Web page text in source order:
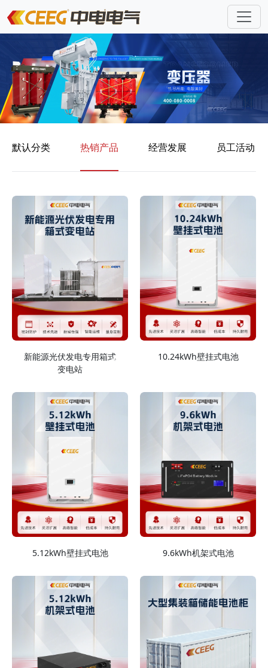
默认分类 热销产品 经营发展 员工活动
新能源光伏发电专用箱式
变电站
10.24kWh壁挂式电池
5.12kWh壁挂式电池 9.6kWh机架式电池